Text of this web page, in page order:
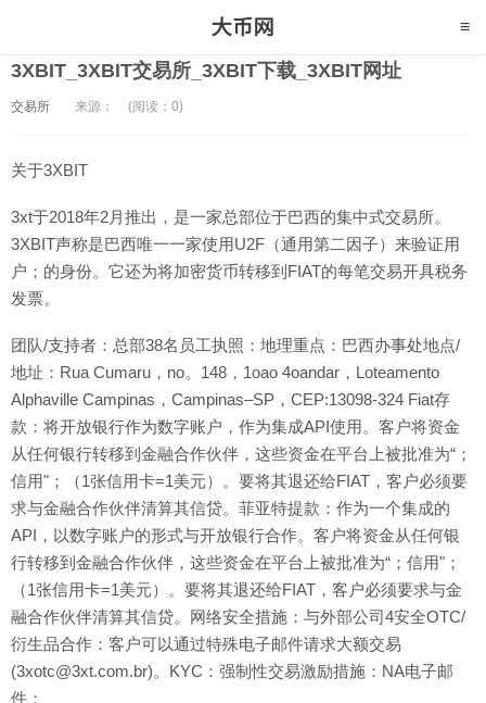
3XBIT_3XBIT交易所_3XBIT下载_3XBIT网址
交易所 来源： (阅读：0)
关于3XBIT
3xt于2018年2月推出，是一家总部位于巴西的集中式交易所。
3XBIT声称是巴西唯一一家使用U2F（通用第二因子）来验证用
户；的身份。它还为将加密货币转移到FIAT的每笔交易开具税务
发票。
团队/支持者：总部38名员工执照：地理重点：巴西办事处地点/
地址：Rua Cumaru，no。148，1oao 4oandar，Loteamento
Alphaville Campinas，Campinas–SP，CEP:13098-324 Fiat存
款：将开放银行作为数字账户，作为集成API使用。客户将资金
从任何银行转移到金融合作伙伴，这些资金在平台上被批准为“；
信用"；（1张信用卡=1美元）。要将其退还给FIAT，客户必须要
求与金融合作伙伴清算其信贷。菲亚特提款：作为一个集成的
API，以数字账户的形式与开放银行合作。客户将资金从任何银
行转移到金融合作伙伴，这些资金在平台上被批准为“；信用"；
（1张信用卡=1美元）。要将其退还给FIAT，客户必须要求与金
融合作伙伴清算其信贷。网络安全措施：与外部公司4安全OTC/
衍生品合作：客户可以通过特殊电子邮件请求大额交易
(3xotc@3xt.com.br)。KYC：强制性交易激励措施：NA电子邮
件：